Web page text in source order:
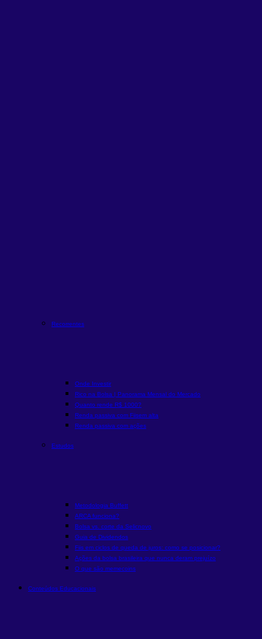
Recorrentes
Onde Investir
Rico na Bolsa | Panorama Mensal do Mercado
Quanto rende R$ 1000?
Renda passiva com Fiisem alta
Renda passiva com ações
Estudos
Metodologia Buffett
ARCA funciona?
Bolsa vs. corte da Selicnovo
Guia de Dividendos
Fiis em ciclos de queda de juros: como se posicionar?
Ações da bolsa brasileira que nunca deram prejuízo
O que são memecoins
Conteúdos Educacionais